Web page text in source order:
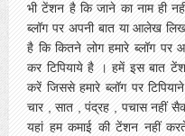
भी टेंशन है कि जाने का नाम ही
ब्लॉग पर अपनी बात या आलेख
है कि कितने लोग हमारे ब्लॉग पर
कर टिपियाये है । हमें इस बात
करें जिससे हमारे ब्लॉग पर
चार , सात , पंद्रह , पचास नहीं
यहां हम कमाई की टेंशन नहीं